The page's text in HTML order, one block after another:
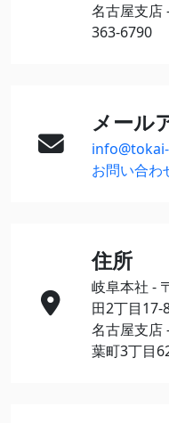
名古屋支店
363-6790
メール
お問い合わ
住所
岐阜本社 -
田2丁目17-
名古屋支店
葉町3丁目